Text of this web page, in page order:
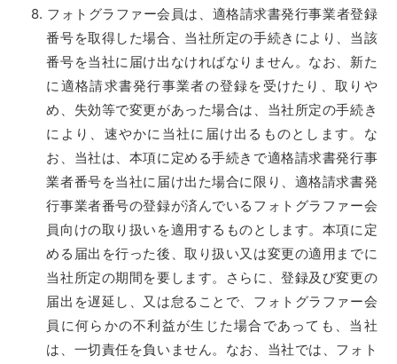
フォトグラファー会員は、適格請求書発行事業者登録
番号を取得した場合、当社所定の手続きにより、当該
番号を当社に届け出なければなりません。なお、新た
に適格請求書発行事業者の登録を受けたり、取りや
め、失効等で変更があった場合は、当社所定の手続き
により、速やかに当社に届け出るものとします。な
お、当社は、本項に定める手続きで適格請求書発行事
業者番号を当社に届け出た場合に限り、適格請求書発
行事業者番号の登録が済んでいるフォトグラファー会
員向けの取り扱いを適用するものとします。本項に定
める届出を行った後、取り扱い又は変更の適用までに
当社所定の期間を要します。さらに、登録及び変更の
届出を遅延し、又は怠ることで、フォトグラファー会
員に何らかの不利益が生じた場合であっても、当社
は、一切責任を負いません。なお、当社では、フォト